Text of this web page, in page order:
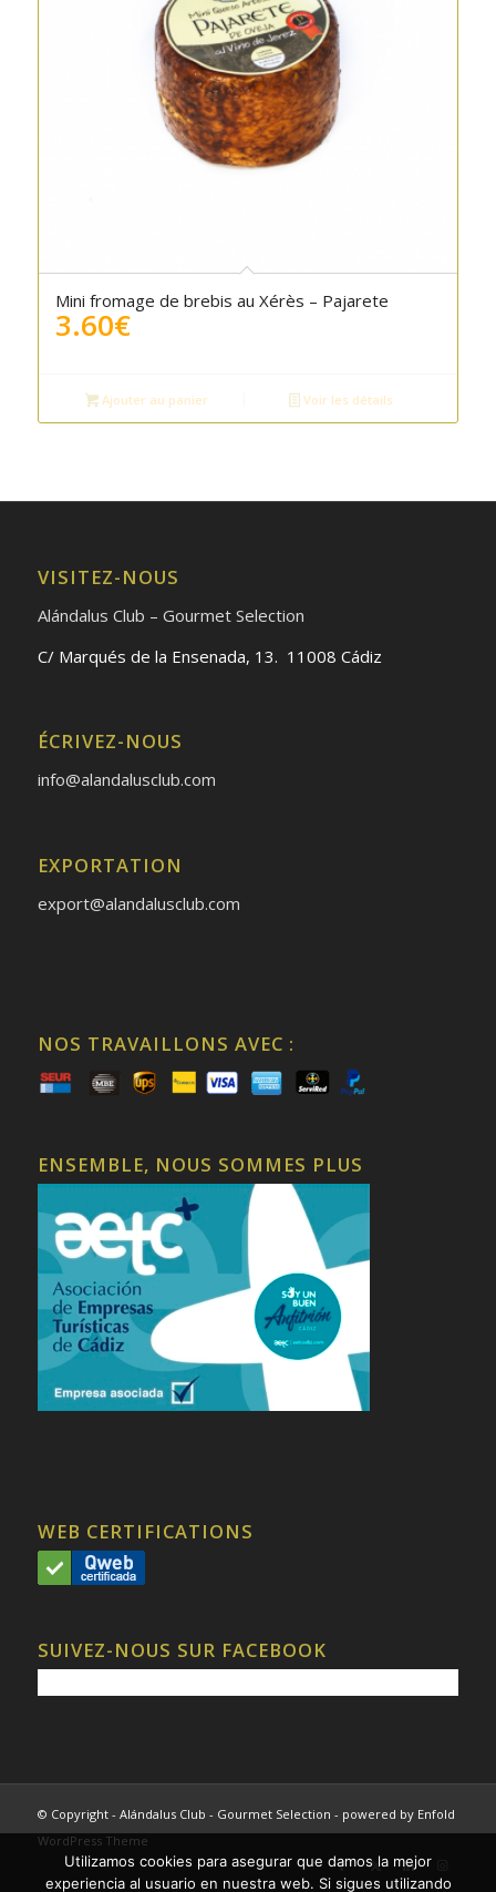
Mini fromage de brebis au Xérès – Pajarete
3.60€
Ajouter au panier Voir les détails
VISITEZ-NOUS
Alándalus Club – Gourmet Selection
C/ Marqués de la Ensenada, 13. 11008 Cádiz
ÉCRIVEZ-NOUS
info@alandalusclub.com
EXPORTATION
export@alandalusclub.com
NOS TRAVAILLONS AVEC :
ENSEMBLE, NOUS SOMMES PLUS
WEB CERTIFICATIONS
SUIVEZ-NOUS SUR FACEBOOK
© Copyright - Alándalus Club - Gourmet Selection - powered by Enfold
WordPress Theme
Utilizamos cookies para asegurar que damos la mejor
experiencia al usuario en nuestra web. Si sigues utilizando